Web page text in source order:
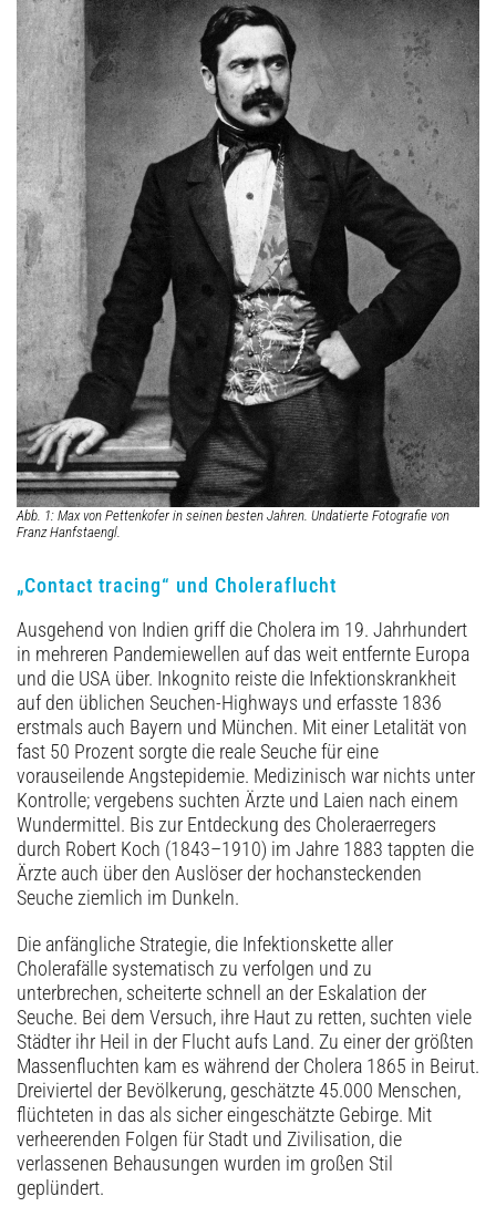
Abb. 1: Max von Pettenkofer in seinen besten Jahren. Undatierte Fotografie von
Franz Hanfstaengl.
„Contact tracing“ und Choleraflucht
Ausgehend von Indien griff die Cholera im 19. Jahrhundert
in mehreren Pandemiewellen auf das weit entfernte Europa
und die USA über. Inkognito reiste die Infektionskrankheit
auf den üblichen Seuchen-Highways und erfasste 1836
erstmals auch Bayern und München. Mit einer Letalität von
fast 50 Prozent sorgte die reale Seuche für eine
vorauseilende Angstepidemie. Medizinisch war nichts unter
Kontrolle; vergebens suchten Ärzte und Laien nach einem
Wundermittel. Bis zur Entdeckung des Choleraerregers
durch Robert Koch (1843–1910) im Jahre 1883 tappten die
Ärzte auch über den Auslöser der hochansteckenden
Seuche ziemlich im Dunkeln.
Die anfängliche Strategie, die Infektionskette aller
Cholerafälle systematisch zu verfolgen und zu
unterbrechen, scheiterte schnell an der Eskalation der
Seuche. Bei dem Versuch, ihre Haut zu retten, suchten viele
Städter ihr Heil in der Flucht aufs Land. Zu einer der größten
Massenfluchten kam es während der Cholera 1865 in Beirut.
Dreiviertel der Bevölkerung, geschätzte 45.000 Menschen,
flüchteten in das als sicher eingeschätzte Gebirge. Mit
verheerenden Folgen für Stadt und Zivilisation, die
verlassenen Behausungen wurden im großen Stil
geplündert.